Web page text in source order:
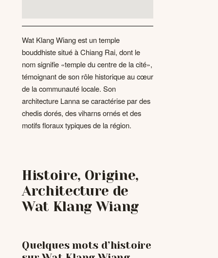
Wat Klang Wiang est un temple
bouddhiste situé à Chiang Rai, dont le
nom signifie «temple du centre de la cité»,
témoignant de son rôle historique au cœur
de la communauté locale. Son
architecture Lanna se caractérise par des
chedis dorés, des viharns ornés et des
motifs floraux typiques de la région.
Histoire, Origine,
Architecture de
Wat Klang Wiang
Quelques mots d’histoire